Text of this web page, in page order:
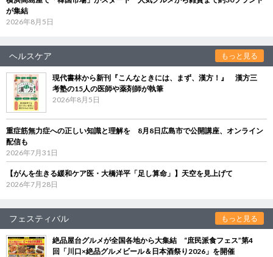
が集結
2026年8月5日
ヘルスケア もっと見る
現代書林から新刊『こんなときには、まず、漢方！』 漢方三
考塾の15人の医師や薬剤師が執筆
2026年8月5日
重症筋無力症への正しい知識と理解を 8月8日広島市で公開講座、オンライン
配信も
2026年7月31日
【がんを生きる緩和ケア医・大橋洋平「足し算命」】天空を見上げて
2026年7月28日
フェスティバル もっと見る
絶品屋台グルメが全国各地から大集結 “庶民派食フェス”第4
回「川口×絶品グルメビール＆日本酒祭り2026」を開催